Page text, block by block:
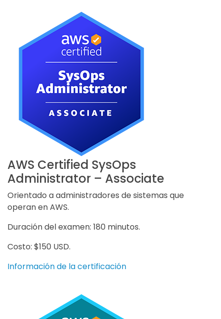
AWS Certified SysOps
Administrator – Associate
Orientado a administradores de sistemas que
operan en AWS.
Duración del examen: 180 minutos.
Costo: $150 USD.
Información de la certificación